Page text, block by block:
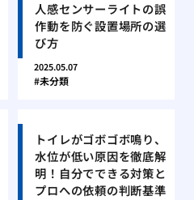
人感センサーライトの誤
作動を防ぐ設置場所の選
び方
2025.05.07
未分類
トイレがゴボゴボ鳴り、
水位が低い原因を徹底解
明！自分でできる対策と
プロへの依頼の判断基準